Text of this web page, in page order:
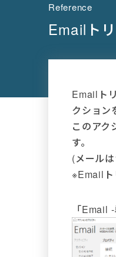
Reference
Emailト
Emailト
クション
このアク
す。
(メール
※Emailト
「Email